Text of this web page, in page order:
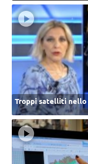
Troppi satelliti nello